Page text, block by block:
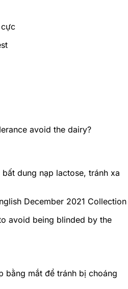
avoid the dairy?
dung nạp lactose, tránh xa
December 2021 Collection
avoid being blinded by the
bằng mắt để tránh bị choáng